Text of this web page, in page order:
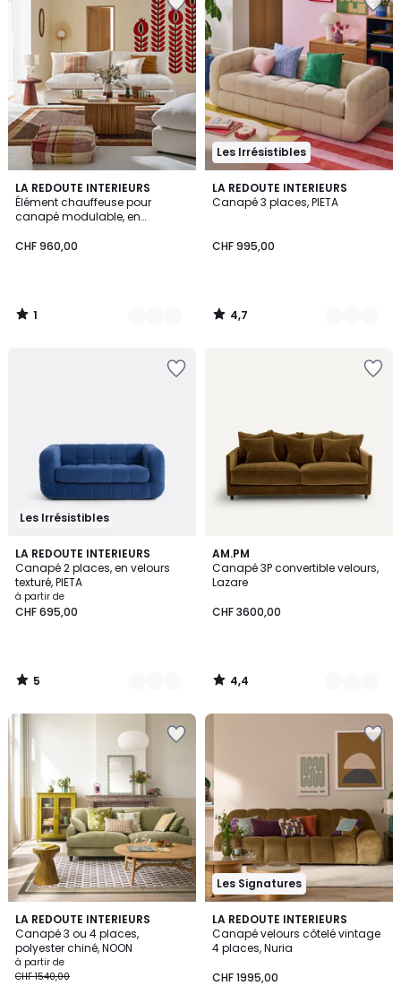
LA REDOUTE INTERIEURS
Élément chauffeuse pour
canapé modulable, en
960,00.
CHF 960,00
1
/
5
9
Couleurs
1
/
Les Irrésistibles
LA REDOUTE INTERIEURS
Canapé 3 places, PIETA
CHF 995,00
4,7
/ 5
3
Couleurs
4,7
/
Les Irrésistibles
LA REDOUTE INTERIEURS
Canapé 2 places, en velours
texturé, PIETA
à partir de
CHF 695,00
5
/
5
3
Couleurs
5
/
AM.PM
Canapé 3P convertible velours,
Lazare
CHF 3600,00
4,4
/ 5
16
Couleurs
4,4
/
LA REDOUTE INTERIEURS
Canapé 3 ou 4 places,
polyester chiné, NOON
à partir de
CHF 1540,00
4,1
/ 5
9
Couleurs
Les Signatures
LA REDOUTE INTERIEURS
Canapé velours côtelé vintage
4 places, Nuria
CHF 1995,00
3,8
/ 5
4
Couleurs